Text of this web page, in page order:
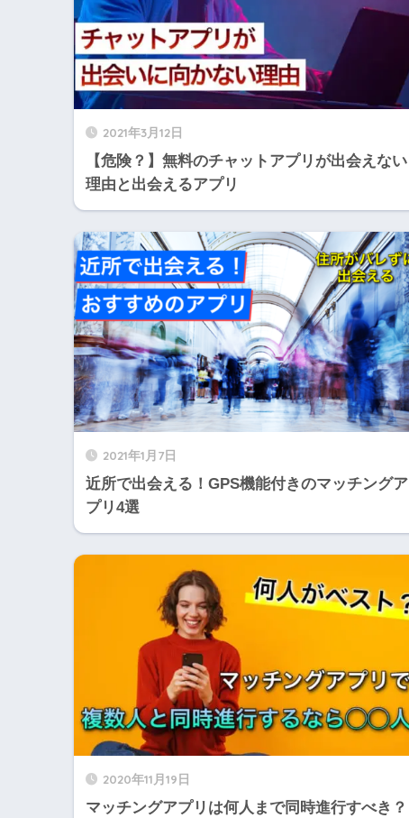
2021年3月12日
【危険？】無料のチャットアプリが出会えない
理由と出会えるアプリ
2021年1月7日
近所で出会える！GPS機能付きのマッチングア
プリ4選
2020年11月19日
マッチングアプリは何人まで同時進行すべき？